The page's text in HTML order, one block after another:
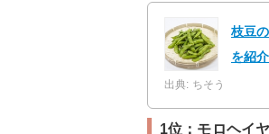
枝豆
を紹介
出典: ちそう
1位：モロヘイヤ